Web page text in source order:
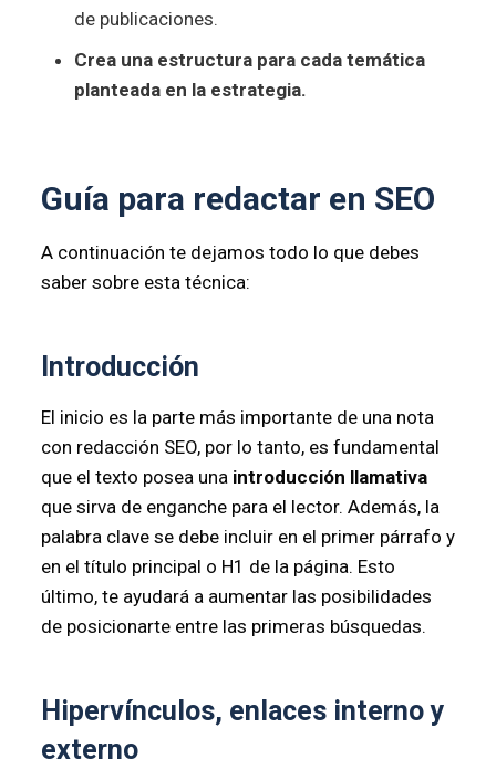
de publicaciones.
Crea una estructura para cada temática
planteada en la estrategia.
Guía para redactar en SEO
A continuación te dejamos todo lo que debes
saber sobre esta técnica:
Introducción
El inicio es la parte más importante de una nota
con redacción SEO, por lo tanto, es fundamental
que el texto posea una introducción llamativa
que sirva de enganche para el lector. Además, la
palabra clave se debe incluir en el primer párrafo y
en el título principal o H1 de la página. Esto
último, te ayudará a aumentar las posibilidades
de posicionarte entre las primeras búsquedas.
Hipervínculos, enlaces interno y
externo